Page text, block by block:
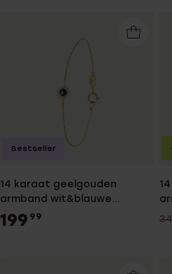
14 karaat geelgouden
armband wit&blauwe
zirkonia
199 99
Bestseller